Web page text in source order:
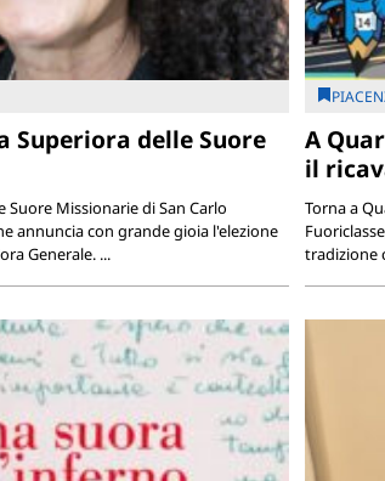
Superiora delle Suore
Suore Missionarie di San Carlo
annuncia con grande gioia l'elezione
Generale. ...
A
il
Torna a
tradizione